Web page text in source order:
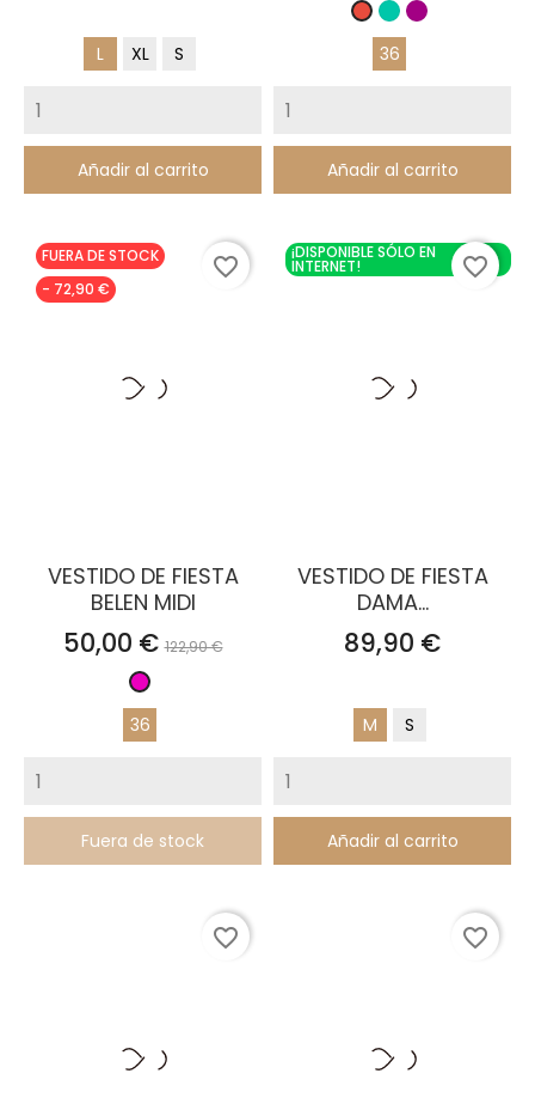
L XL S
Añadir al carrito
RojoTurquesa
Buganvilla
36
Añadir al carrito
VESTIDO DE FIESTA
BELEN MIDI
Precio
50,00 €Precio
122,90 €
Fucsia
36
Fuera de stock
FUERA DE STOCK
- 72,90 €
favorite_border
VESTIDO DE FIESTA
DAMA...
Precio
89,90 €
M S
Añadir al carrito
¡DISPONIBLE SÓLO EN
INTERNET! favorite_border
favorite_border favorite_border